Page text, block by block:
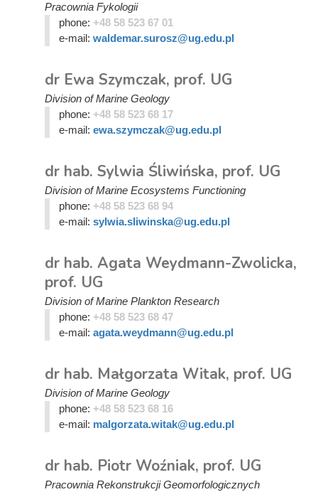
Pracownia Fykologii
phone: +48 58 523 67 01
e-mail: waldemar.surosz@ug.edu.pl
dr Ewa Szymczak, prof. UG
Division of Marine Geology
phone: +48 58 523 68 17
e-mail: ewa.szymczak@ug.edu.pl
dr hab. Sylwia Śliwińska, prof. UG
Division of Marine Ecosystems Functioning
phone: +48 58 523 68 94
e-mail: sylwia.sliwinska@ug.edu.pl
dr hab. Agata Weydmann-Zwolicka,
prof. UG
Division of Marine Plankton Research
phone: +48 58 523 68 47
e-mail: agata.weydmann@ug.edu.pl
dr hab. Małgorzata Witak, prof. UG
Division of Marine Geology
phone: +48 58 523 68 16
e-mail: malgorzata.witak@ug.edu.pl
dr hab. Piotr Woźniak, prof. UG
Pracownia Rekonstrukcji Geomorfologicznych